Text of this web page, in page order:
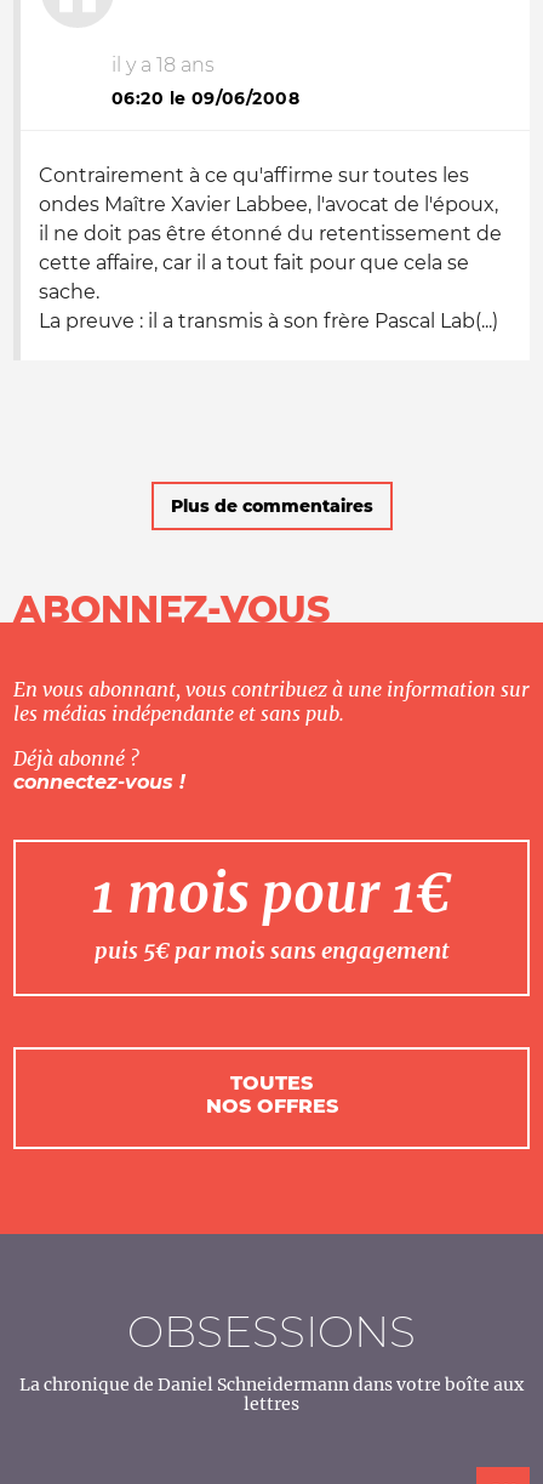
il y a 18 ans
06:20 le 09/06/2008
Contrairement à ce qu'affirme sur toutes les
ondes Maître Xavier Labbee, l'avocat de l'époux,
il ne doit pas être étonné du retentissement de
cette affaire, car il a tout fait pour que cela se
sache.
La preuve : il a transmis à son frère Pascal Lab(...)
Plus de commentaires
ABONNEZ-VOUS
En vous abonnant, vous contribuez à une information sur
les médias indépendante et sans pub.
Déjà abonné ?
connectez-vous !
1 mois pour 1€
puis 5€ par mois sans engagement
TOUTES
NOS OFFRES
OBSESSIONS
La chronique de Daniel Schneidermann dans votre boîte aux
lettres